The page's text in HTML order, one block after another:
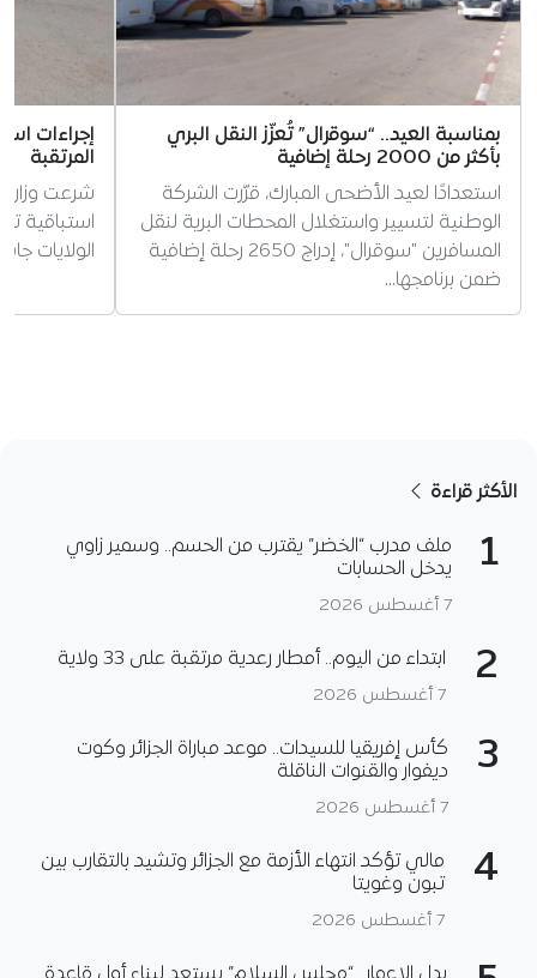
بمناسبة العيد.. “سوقرال” تُعزّز النقل البري
بأكثر من 2000 رحلة إضافية
استعدادًا لعيد الأضحى المبارك، قرّرت الشركة
الوطنية لتسيير واستغلال المحطات البرية لنقل
المسافرين "سوقرال"، إدراج 2650 رحلة إضافية
ضمن برنامجها…
إجراءات
المرتقبة
شرعت وزارة
استباقية
الولايات
الأكثر قراءة
1
ملف مدرب “الخضر” يقترب من الحسم.. وسمير زاوي
يدخل الحسابات
7 أغسطس 2026
2 ابتداء من اليوم.. أمطار رعدية مرتقبة على 33 ولاية
7 أغسطس 2026
3
كأس إفريقيا للسيدات.. موعد مباراة الجزائر وكوت
ديفوار والقنوات الناقلة
7 أغسطس 2026
4
مالي تؤكد انتهاء الأزمة مع الجزائر وتشيد بالتقارب بين
تبون وغويتا
7 أغسطس 2026